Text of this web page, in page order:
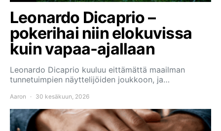
Leonardo Dicaprio –
pokerihai niin elokuvissa
kuin vapaa-ajallaan
Leonardo Dicaprio kuuluu eittämättä maailman
tunnetuimpien näyttelijöiden joukkoon, ja…
Aaron 30 kesäkuun, 2026